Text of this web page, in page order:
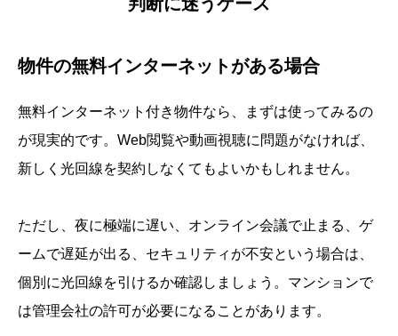
物件の無料インターネットがある場合
無料インターネット付き物件なら、まずは使ってみるの
が現実的です。Web閲覧や動画視聴に問題がなければ、
新しく光回線を契約しなくてもよいかもしれません。
ただし、夜に極端に遅い、オンライン会議で止まる、ゲ
ームで遅延が出る、セキュリティが不安という場合は、
個別に光回線を引けるか確認しましょう。マンションで
は管理会社の許可が必要になることがあります。